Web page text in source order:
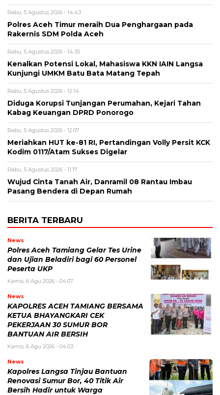
Rabu, 5 Agustus 2026 - 14:43
Polres Aceh Timur meraih Dua Penghargaan pada
Rakernis SDM Polda Aceh
Rabu, 5 Agustus 2026 - 14:35
Kenalkan Potensi Lokal, Mahasiswa KKN IAIN Langsa
Kunjungi UMKM Batu Bata Matang Tepah
Rabu, 5 Agustus 2026 - 12:14
Diduga Korupsi Tunjangan Perumahan, Kejari Tahan
Kabag Keuangan DPRD Ponorogo
Rabu, 5 Agustus 2026 - 12:07
Meriahkan HUT ke-81 RI, Pertandingan Volly Persit KCK
Kodim 0117/Atam Sukses Digelar
Rabu, 5 Agustus 2026 - 11:17
Wujud Cinta Tanah Air, Danramil 08 Rantau Imbau
Pasang Bendera di Depan Rumah
BERITA TERBARU
News
Polres Aceh Tamiang Gelar Tes Urine
dan Ujian Beladiri bagi 60 Personel
Peserta UKP
Kamis, 6 Agu 2026 - 04:07
News
KAPOLRES ACEH TAMIANG BERSAMA
KETUA BHAYANGKARI CEK
PEKERJAAN 30 SUMUR BOR
BANTUAN AIR BERSIH
Kamis, 6 Agu 2026 - 04:03
News
Kapolres Langsa Tinjau Bantuan
Renovasi Sumur Bor, 40 Titik Air
Bersih Hadir untuk Warga